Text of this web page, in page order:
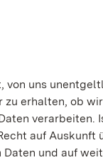
von uns
zu erhalten, ob
verarbeiten.
auf Auskunft
Daten und auf